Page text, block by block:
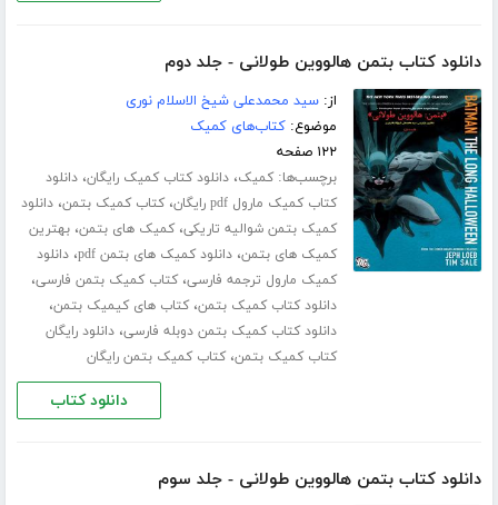
دانلود کتاب بتمن هالووین طولانی - جلد دوم
از:سید محمدعلی شیخ الاسلام نوری
موضوع:کتاب‌های کمیک
۱۲۲ صفحه
برچسب‌ها:کمیک،دانلود کتاب کمیک رایگان،دانلود
کتاب کمیک مارول pdf رایگان
،کتاب کمیک بتمن،دانلود
کمیک بتمن شوالیه تاریکی،کمیک های بتمن،بهترین
کمیک های بتمن،دانلود کمیک های بتمن pdf ،دانلود
کمیک مارول ترجمه فارسی،کتاب کمیک بتمن فارسی،
دانلود کتاب کمیک بتمن،کتاب های کیمیک بتمن،
دانلود کتاب کمیک بتمن دوبله فارسی،دانلود رایگان
کتاب کمیک بتمن،کتاب کمیک بتمن رایگان
دانلود کتاب
دانلود کتاب بتمن هالووین طولانی - جلد سوم